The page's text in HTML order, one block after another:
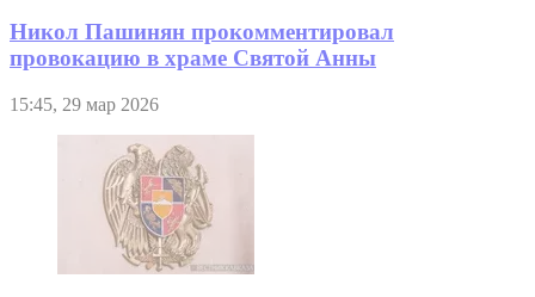
Никол Пашинян прокомментировал
провокацию в храме Святой Анны
15:45, 29 мар 2026